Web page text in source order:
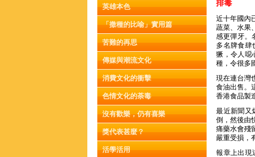
英雄本色
「撒種的比喻」實用篇
苦難的再思
傳媒與潮流文化
消費文化的衝擊
色情文化的荼毒
沒有歡樂，仍有喜樂
獎代表甚麼？
活學活用
排毒
近十年國內
蔬菜、水果
感更彈牙。
多名牌食肆
獗，令人噁
種，令很多
現在連台灣
食油出售。
香港食品製
最近新聞又
倒，然後由
痛藥水會殘
嚴重受損，
報章上出現